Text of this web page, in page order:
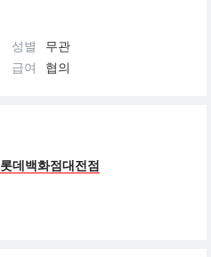
성별
무관
급여 협의
롯데백화점대전점